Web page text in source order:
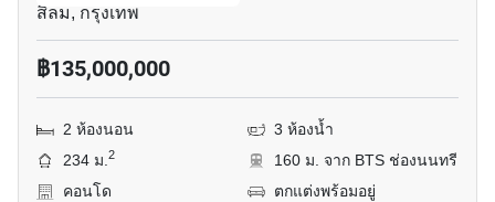
สีลม, กรุงเทพ
฿135,000,000
2 ห้องนอน
3 ห้องน้ำ
234 ม.2
160 ม. จาก BTS ช่องนนทรี
คอนโด
ตกแต่งพร้อมอยู่